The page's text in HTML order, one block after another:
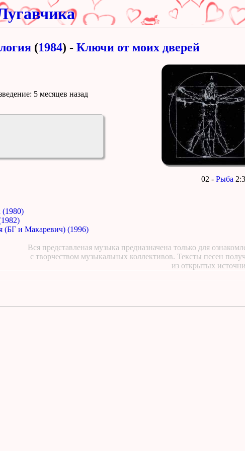
(1984) - Ключи от моих дверей
5 месяцев назад
02 - Рыба
(1980)
(БГ и Макаревич) (1996)
Вся представленая музыка предназначена только для
с творчеством музыкальных коллективов. Тексты песен
из открытых